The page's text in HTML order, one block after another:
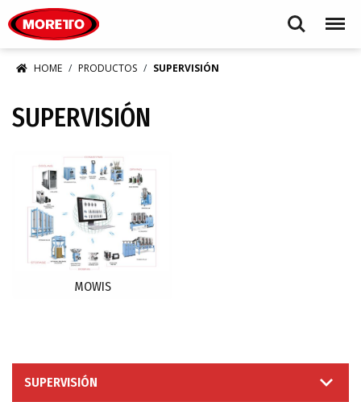
Search Menu
HOME PRODUCTOS SUPERVISIÓN
SUPERVISIÓN
MOWIS
SUPERVISIÓN